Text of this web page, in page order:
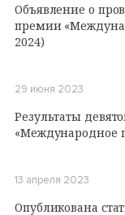
Объявление о
премии
2024)
29 июня 2023
Результаты
«Международное
13 апреля 2023
Опубликована